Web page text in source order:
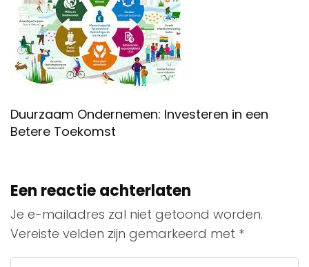
Duurzaam Ondernemen: Investeren in een
Betere Toekomst
Een reactie achterlaten
Je e-mailadres zal niet getoond worden.
Vereiste velden zijn gemarkeerd met *